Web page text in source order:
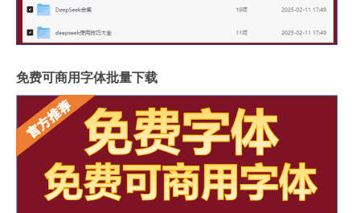
免费可商用字体批量下载